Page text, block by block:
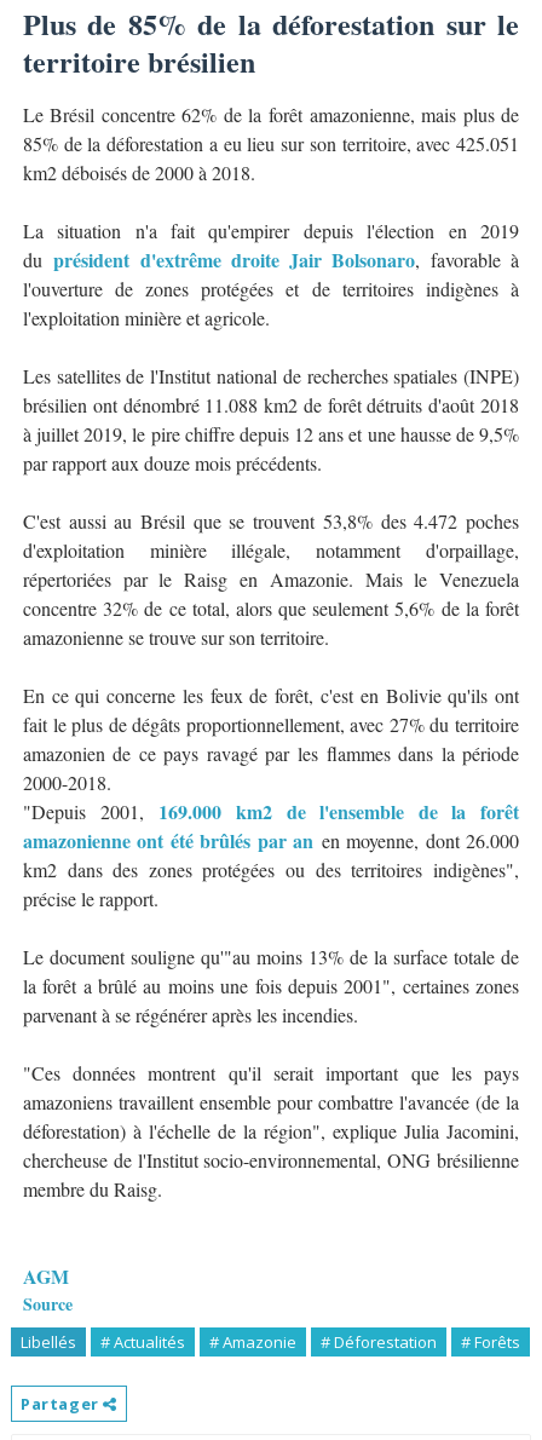
Plus de 85% de la déforestation sur le
territoire brésilien
Le Brésil concentre 62% de la forêt amazonienne, mais plus de
85% de la déforestation a eu lieu sur son territoire, avec 425.051
km2 déboisés de 2000 à 2018.
La situation n'a fait qu'empirer depuis l'élection en 2019
duprésident d'extrême droite Jair Bolsonaro, favorable à
l'ouverture de zones protégées et de territoires indigènes à
l'exploitation minière et agricole.
Les satellites de l'Institut national de recherches spatiales (INPE)
brésilien ont dénombré 11.088 km2 de forêt détruits d'août 2018
à juillet 2019, le pire chiffre depuis 12 ans et une hausse de 9,5%
par rapport aux douze mois précédents.
C'est aussi au Brésil que se trouvent 53,8% des 4.472 poches
d'exploitation minière illégale, notamment d'orpaillage,
répertoriées par le Raisg en Amazonie. Mais le Venezuela
concentre 32% de ce total, alors que seulement 5,6% de la forêt
amazonienne se trouve sur son territoire.
En ce qui concerne les feux de forêt, c'est en Bolivie qu'ils ont
fait le plus de dégâts proportionnellement, avec 27% du territoire
amazonien de ce pays ravagé par les flammes dans la période
2000-2018.
"Depuis 2001, 169.000 km2 de l'ensemble de la forêt
amazonienne ont été brûlés par an en moyenne, dont 26.000
km2 dans des zones protégées ou des territoires indigènes",
précise le rapport.
Le document souligne qu'"au moins 13% de la surface totale de
la forêt a brûlé au moins une fois depuis 2001", certaines zones
parvenant à se régénérer après les incendies.
"Ces données montrent qu'il serait important que les pays
amazoniens travaillent ensemble pour combattre l'avancée (de la
déforestation) à l'échelle de la région", explique Julia Jacomini,
chercheuse de l'Institut socio-environnemental, ONG brésilienne
membre du Raisg.
AGM
Source
Libellés # Actualités # Amazonie # Déforestation # Forêts
Partager